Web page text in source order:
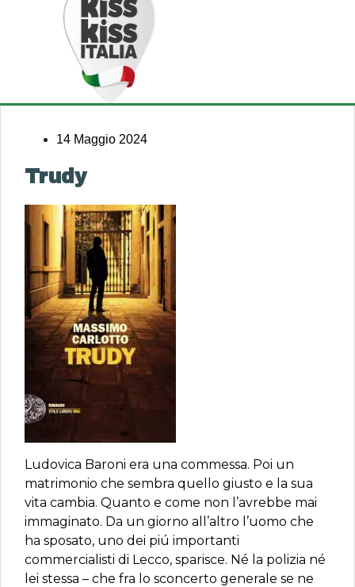
14 Maggio 2024
Trudy
Ludovica Baroni era una commessa. Poi un
matrimonio che sembra quello giusto e la sua
vita cambia. Quanto e come non l’avrebbe mai
immaginato. Da un giorno all’altro l’uomo che
ha sposato, uno dei piú importanti
commercialisti di Lecco, sparisce. Né la polizia né
lei stessa – che fra lo sconcerto generale se ne